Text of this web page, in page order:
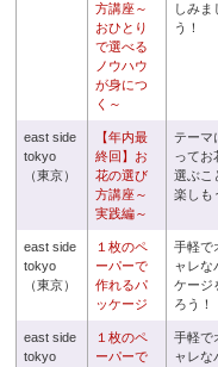
方講座～
おひとり
で選べる
ノウハウ
が身につ
く～
しみま
う！
east side
tokyo
（東京）
【年内最
終回】お
花の選び
方講座～
実践編～
テーマ
ってお
選ぶこ
楽しも
east side
tokyo
（東京）
１枚のペ
ーパーで
作れるパ
ッケージ
手軽で
ャレな
ケージ
ろう！
east side
tokyo
１枚のペ
ーパーで
手軽で
ャレな